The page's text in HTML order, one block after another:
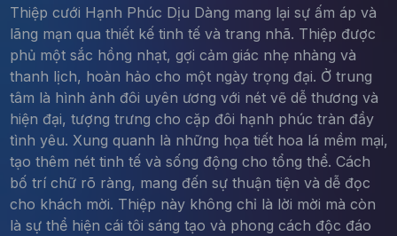
Thiệp cưới Hạnh Phúc Dịu Dàng mang lại sự ấm áp và
lãng mạn qua thiết kế tinh tế và trang nhã. Thiệp được
phủ một sắc hồng nhạt, gợi cảm giác nhẹ nhàng và
thanh lịch, hoàn hảo cho một ngày trọng đại. Ở trung
tâm là hình ảnh đôi uyên ương với nét vẽ dễ thương và
hiện đại, tượng trưng cho cặp đôi hạnh phúc tràn đầy
tình yêu. Xung quanh là những họa tiết hoa lá mềm mại,
tạo thêm nét tinh tế và sống động cho tổng thể. Cách
bố trí chữ rõ ràng, mang đến sự thuận tiện và dễ đọc
cho khách mời. Thiệp này không chỉ là lời mời mà còn
là sự thể hiện cái tôi sáng tạo và phong cách độc đáo